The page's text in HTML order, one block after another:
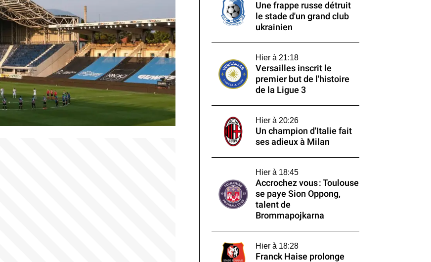
Une frappe russe détruit
le stade d'un grand club
ukrainien
Hier à 21:18
Versailles inscrit le
premier but de l'histoire
de la Ligue 3
Hier à 20:26
Un champion d'Italie fait
ses adieux à Milan
Hier à 18:45
Accrochez vous : Toulouse
se paye Sion Oppong,
talent de
Brommapojkarna
Hier à 18:28
Franck Haise prolonge